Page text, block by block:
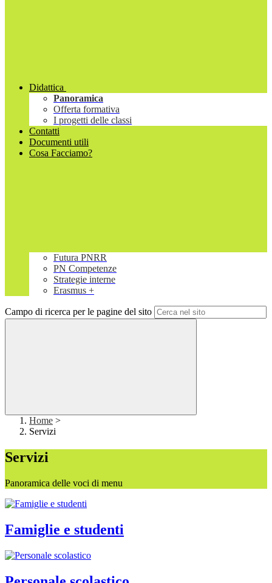
Didattica
Panoramica
Offerta formativa
I progetti delle classi
Contatti
Documenti utili
Cosa Facciamo?
Futura PNRR
PN Competenze
Strategie interne
Erasmus +
Campo di ricerca per le pagine del sito
Home >
Servizi
Servizi
Panoramica delle voci di menu
Famiglie e studenti